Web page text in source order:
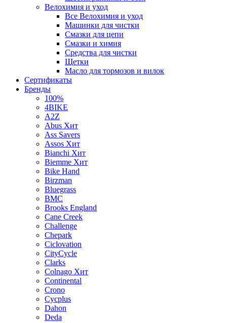
Велохимия и уход
Все Велохимия и уход
Машинки для чистки
Смазки для цепи
Смазки и химия
Средства для чистки
Щетки
Масло для тормозов и вилок
Сертификаты
Бренды
100%
4BIKE
A2Z
Abus Хит
Ass Savers
Assos Хит
Bianchi Хит
Biemme Хит
Bike Hand
Birzman
Bluegrass
BMC
Brooks England
Cane Creek
Challenge
Chepark
Ciclovation
CityCycle
Clarks
Colnago Хит
Continental
Crono
Cycplus
Dahon
Deda